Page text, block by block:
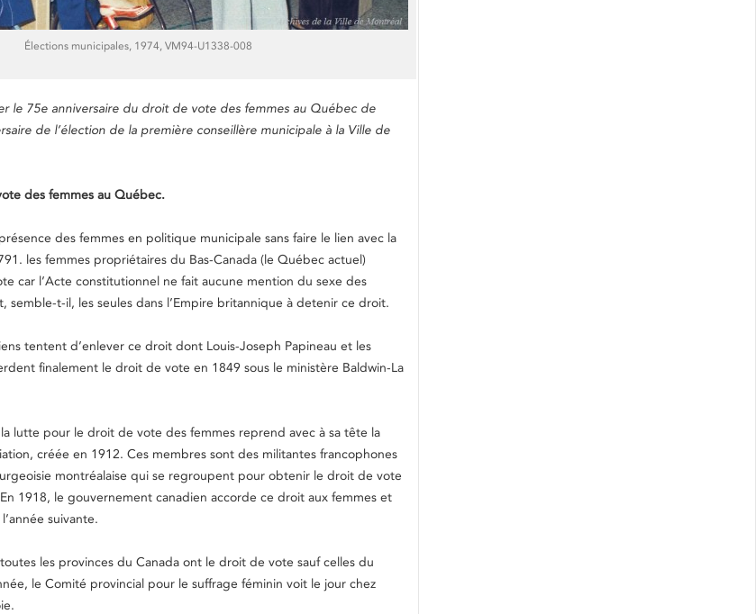
Élections municipales, 1974, VM94-U1338-008
le 75e anniversaire du droit de vote des femmes au Québec de
de l’élection de la première conseillère municipale à la Ville de
des femmes au Québec.
des femmes en politique municipale sans faire le lien avec la
les femmes propriétaires du Bas-Canada (le Québec actuel)
car l’Acte constitutionnel ne fait aucune mention du sexe des
semble-t-il, les seules dans l’Empire britannique à detenir ce droit.
tentent d’enlever ce droit dont Louis-Joseph Papineau et les
finalement le droit de vote en 1849 sous le ministère Baldwin-La
lutte pour le droit de vote des femmes reprend avec à sa tête la
créée en 1912. Ces membres sont des militantes francophones
montréalaise qui se regroupent pour obtenir le droit de vote
1918, le gouvernement canadien accorde ce droit aux femmes et
suivante.
les provinces du Canada ont le droit de vote sauf celles du
le Comité provincial pour le suffrage féminin voit le jour chez